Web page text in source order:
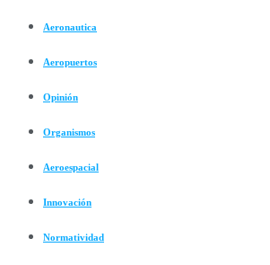
Aeronautica
Aeropuertos
Opinión
Organismos
Aeroespacial
Innovación
Normatividad